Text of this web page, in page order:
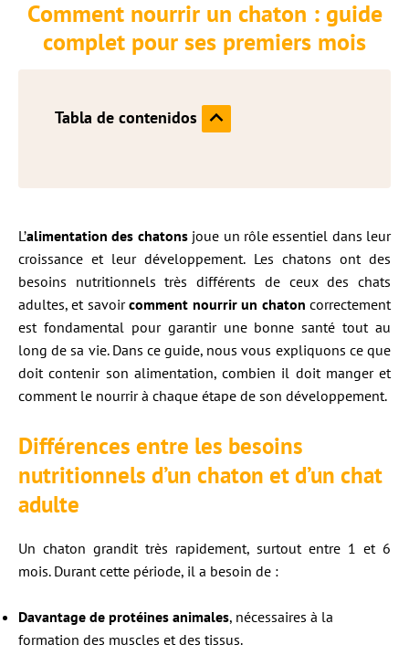
Comment nourrir un chaton : guide
complet pour ses premiers mois
Tabla de contenidos
L’alimentation des chatonsjoue un rôle essentiel dans leur
croissance et leur développement. Les chatons ont des
besoins nutritionnels très différents de ceux des chats
adultes, et savoircomment nourrir un chaton correctement
est fondamental pour garantir une bonne santé tout au
long de sa vie. Dans ce guide, nous vous expliquons ce que
doit contenir son alimentation, combien il doit manger et
comment le nourrir à chaque étape de son développement.
Différences entre les besoins
nutritionnels d’un chaton et d’un chat
adulte
Un chaton grandit très rapidement, surtout entre 1 et 6
mois. Durant cette période, il a besoin de :
Davantage de protéines animales, nécessaires à la
formation des muscles et des tissus.